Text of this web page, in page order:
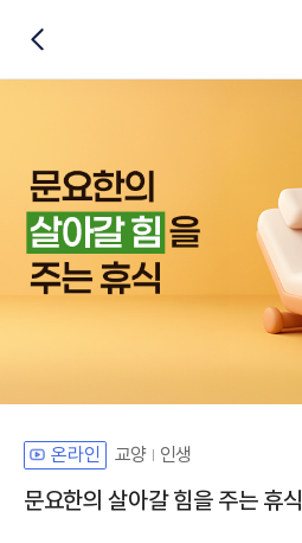
뒤로가기
온라인 교양 인생
문요한의 살아갈 힘을 주는 휴식